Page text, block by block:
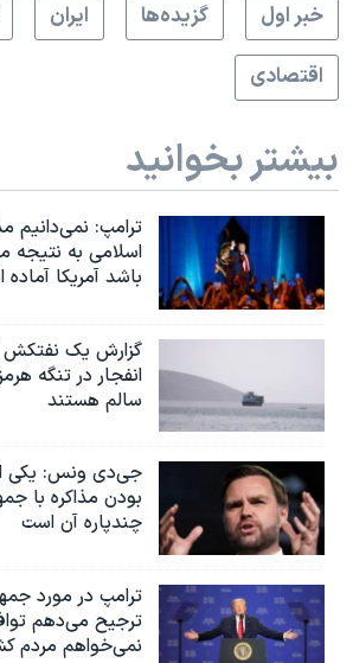
خبر اول
گزيده‌ها ايران
اقتصادی
بیشتر بخوانید
ترامپ: نمی‌دانیم
اسلامی به نتیجه
باشد آمریکا
گزارش یک نفتکش
انفجار در تنگه
سالم هستند
جی‌دی ونس: یکی
بودن مذاکره با
چندپاره آن است
ترامپ در مورد
ترجیح می‌دهم
نمی‌خواهم مردم